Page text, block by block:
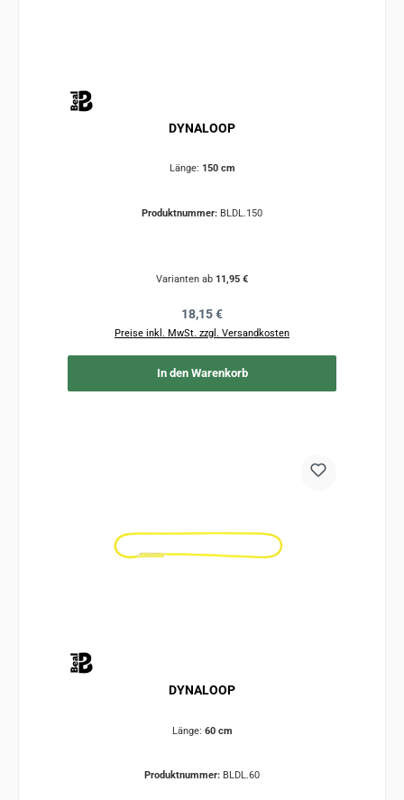
DYNALOOP
Länge: 150 cm
Produktnummer: BLDL.150
Varianten ab 11,95 €
Regulärer Preis:
18,15 €
Preise inkl. MwSt. zzgl. Versandkosten
In den Warenkorb
DYNALOOP
Länge: 60 cm
Produktnummer: BLDL.60